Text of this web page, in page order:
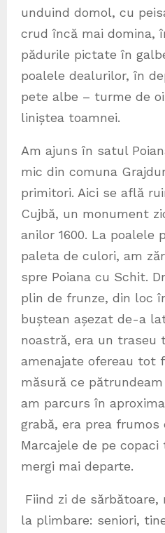
unduind domol, cu
crud încă mai domina,
pădurile pictate în
poalele dealurilor, în
pete albe – turme de
liniștea toamnei.
Am ajuns în satul
mic din comuna
primitori. Aici se află
Cujbă, un monument
anilor 1600. La poalele
paleta de culori, am
spre Poiana cu Schit.
plin de frunze, din loc
buștean așezat de-a
noastră, era un traseu
amenajate ofereau tot
măsură ce
am parcurs în
grabă, era prea frumos
Marcajele de pe
mergi mai departe.
Fiind zi de
la plimbare: seniori,